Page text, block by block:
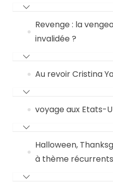
Revenge : la
invalidée ?
Au revoir Cristina
voyage aux Etats-
Halloween,
à thème